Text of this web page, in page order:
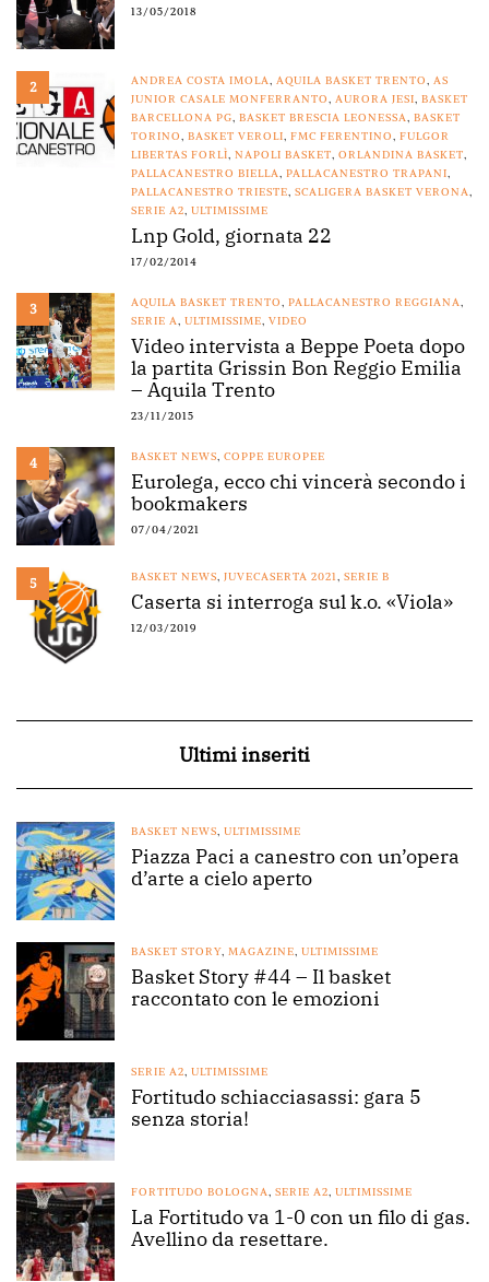
13/05/2018
2 ANDREA COSTA IMOLA, AQUILA BASKET TRENTO, AS
JUNIOR CASALE MONFERRANTO, AURORA JESI, BASKET
BARCELLONA PG, BASKET BRESCIA LEONESSA, BASKET
TORINO, BASKET VEROLI, FMC FERENTINO, FULGOR
LIBERTAS FORLÌ, NAPOLI BASKET, ORLANDINA BASKET,
PALLACANESTRO BIELLA, PALLACANESTRO TRAPANI,
PALLACANESTRO TRIESTE, SCALIGERA BASKET VERONA,
SERIE A2, ULTIMISSIME
Lnp Gold, giornata 22
17/02/2014
3 AQUILA BASKET TRENTO, PALLACANESTRO REGGIANA,
SERIE A, ULTIMISSIME, VIDEO
Video intervista a Beppe Poeta dopo
la partita Grissin Bon Reggio Emilia
– Aquila Trento
23/11/2015
4 BASKET NEWS, COPPE EUROPEE
Eurolega, ecco chi vincerà secondo i
bookmakers
07/04/2021
5 BASKET NEWS, JUVECASERTA 2021, SERIE B
Caserta si interroga sul k.o. «Viola»
12/03/2019
Ultimi inseriti
BASKET NEWS, ULTIMISSIME
Piazza Paci a canestro con un’opera
d’arte a cielo aperto
BASKET STORY, MAGAZINE, ULTIMISSIME
Basket Story #44 – Il basket
raccontato con le emozioni
SERIE A2, ULTIMISSIME
Fortitudo schiacciasassi: gara 5
senza storia!
FORTITUDO BOLOGNA, SERIE A2, ULTIMISSIME
La Fortitudo va 1-0 con un filo di gas.
Avellino da resettare.